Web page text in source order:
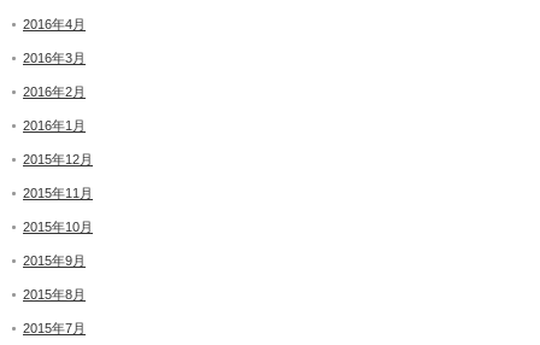
2016年4月
2016年3月
2016年2月
2016年1月
2015年12月
2015年11月
2015年10月
2015年9月
2015年8月
2015年7月